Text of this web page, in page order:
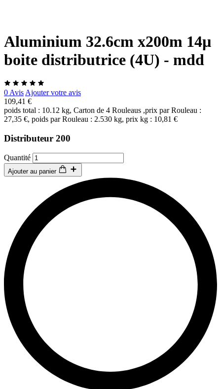
Aluminium 32.6cm x200m 14µ
boite distributrice (4U) - mdd
0 Avis Ajouter votre avis
109,41 €
poids total : 10.12 kg, Carton de 4 Rouleaus ,prix par Rouleau :
27,35 €, poids par Rouleau : 2.530 kg, prix kg : 10,81 €
Distributeur 200
Quantité
Ajouter au panier